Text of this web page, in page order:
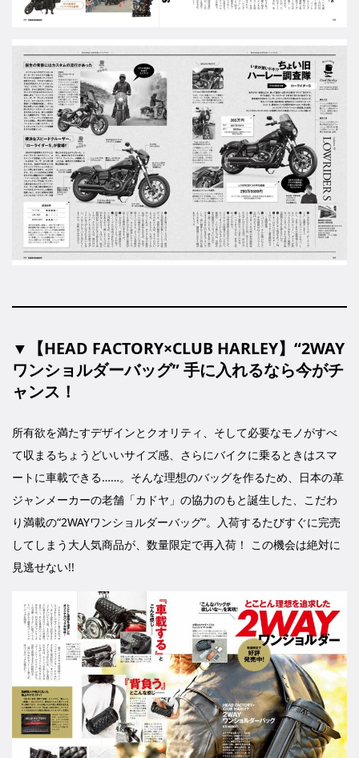
▼【HEAD FACTORY×CLUB HARLEY】“2WAY
ワンショルダーバッグ” 手に入れるなら今がチ
ャンス！
所有欲を満たすデザインとクオリティ、そして必要なモノがすべ
て収まるちょうどいいサイズ感、さらにバイクに乗るときはスマ
ートに車載できる……。そんな理想のバッグを作るため、日本の革
ジャンメーカーの老舗「カドヤ」の協力のもと誕生した、こだわ
り満載の“2WAYワンショルダーバッグ”。入荷するたびすぐに完売
してしまう大人気商品が、数量限定で再入荷！ この機会は絶対に
見逃せない!!